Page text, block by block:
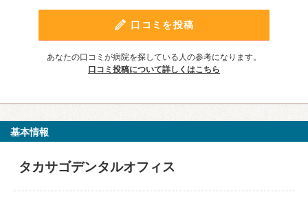
口コミを投稿
あなたの口コミが病院を探している人の参考になります。
口コミ投稿について詳しくはこちら
基本情報
タカサゴデンタルオフィス